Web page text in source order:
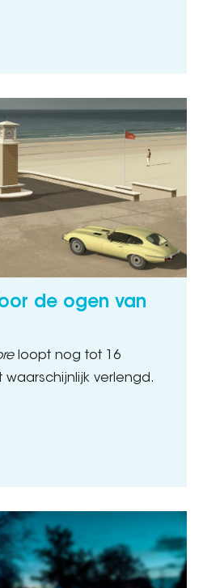
de ogen van
loopt nog tot 16
verlengd.